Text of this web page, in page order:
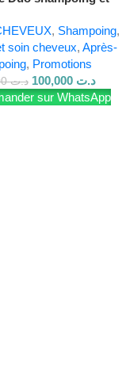
, Shampoing,
soin cheveux,Après-
, Promotions
د.ت125,000 د.ت 100,000
sur WhatsApp